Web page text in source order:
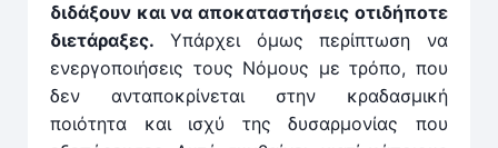
διδάξουν και να αποκαταστήσεις οτιδήποτε
διετάραξες. Υπάρχει όμως περίπτωση να
ενεργοποιήσεις τους Νόμους με τρόπο, που
δεν ανταποκρίνεται στην κραδασμική
ποιότητα και ισχύ της δυσαρμονίας που